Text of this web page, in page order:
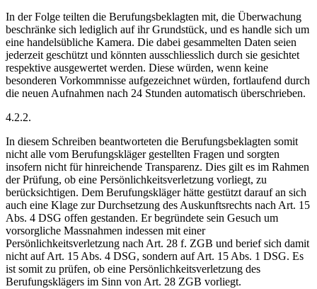
In der Folge teilten die Berufungsbeklagten mit, die Überwachung
beschränke sich lediglich auf ihr Grundstück, und es handle sich um
eine handelsübliche Kamera. Die dabei gesammelten Daten seien
jederzeit geschützt und könnten ausschliesslich durch sie gesichtet
respektive ausgewertet werden. Diese würden, wenn keine
besonderen Vorkommnisse aufgezeichnet würden, fortlaufend durch
die neuen Aufnahmen nach 24 Stunden automatisch überschrieben.
4.2.2.
In diesem Schreiben beantworteten die Berufungsbeklagten somit
nicht alle vom Berufungskläger gestellten Fragen und sorgten
insofern nicht für hinreichende Transparenz. Dies gilt es im Rahmen
der Prüfung, ob eine Persönlichkeitsverletzung vorliegt, zu
berücksichtigen. Dem Berufungskläger hätte gestützt darauf an sich
auch eine Klage zur Durchsetzung des Auskunftsrechts nach Art. 15
Abs. 4 DSG offen gestanden. Er begründete sein Gesuch um
vorsorgliche Massnahmen indessen mit einer
Persönlichkeitsverletzung nach Art. 28 f. ZGB und berief sich damit
nicht auf Art. 15 Abs. 4 DSG, sondern auf Art. 15 Abs. 1 DSG. Es
ist somit zu prüfen, ob eine Persönlichkeitsverletzung des
Berufungsklägers im Sinn von Art. 28 ZGB vorliegt.